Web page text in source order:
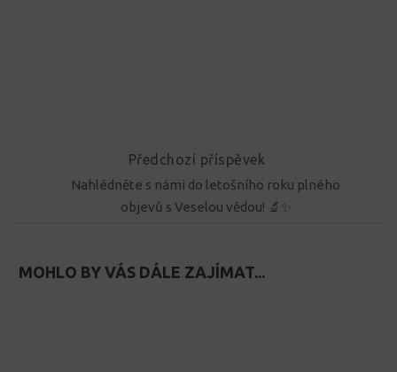
Předchozí příspěvek
Nahlédněte s námi do letošního roku plného
objevů s Veselou vědou! 🔬✨
MOHLO BY VÁS DÁLE ZAJÍMAT...